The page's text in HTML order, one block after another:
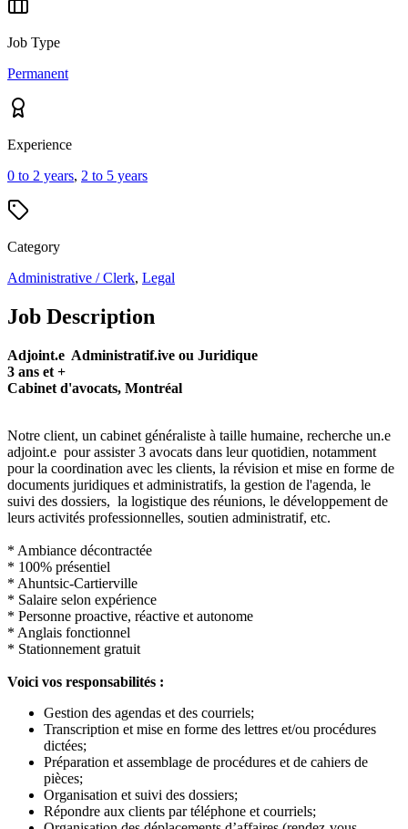
Job Type
Permanent
Experience
0 to 2 years, 2 to 5 years
Category
Administrative / Clerk, Legal
Job Description
Adjoint.e Administratif.ive ou Juridique
3 ans et +
Cabinet d'avocats, Montréal
Notre client, un cabinet généraliste à taille humaine, recherche un.e
adjoint.e pour assister 3 avocats dans leur quotidien, notamment
pour la coordination avec les clients, la révision et mise en forme de
documents juridiques et administratifs, la gestion de l'agenda, le
suivi des dossiers, la logistique des réunions, le développement de
leurs activités professionnelles, soutien administratif, etc.
* Ambiance décontractée
* 100% présentiel
* Ahuntsic-Cartierville
* Salaire selon expérience
* Personne proactive, réactive et autonome
* Anglais fonctionnel
* Stationnement gratuit
Voici vos responsabilités :
Gestion des agendas et des courriels;
Transcription et mise en forme des lettres et/ou procédures
dictées;
Préparation et assemblage de procédures et de cahiers de
pièces;
Organisation et suivi des dossiers;
Répondre aux clients par téléphone et courriels;